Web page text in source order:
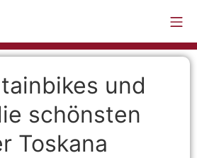
und
schönsten
Toskana